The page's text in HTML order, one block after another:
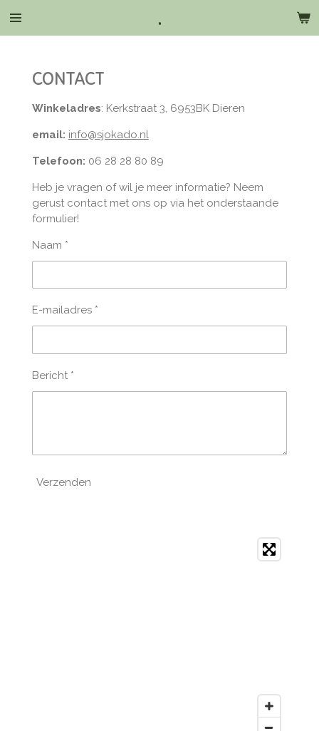
Ga
hoofdinhoud
.
CONTACT
Winkeladres: Kerkstraat 3, 6953BK Dieren
email: info@sjokado.nl
Telefoon: 06 28 28 80 89
Heb je vragen of wil je meer informatie? Neem
gerust contact met ons op via het onderstaande
formulier!
Naam *
E-mailadres *
Bericht *
Verzenden